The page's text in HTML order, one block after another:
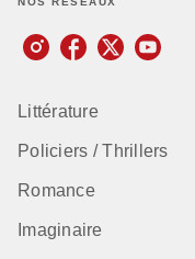
Littérature
Policiers / Thrillers
Romance
Imaginaire